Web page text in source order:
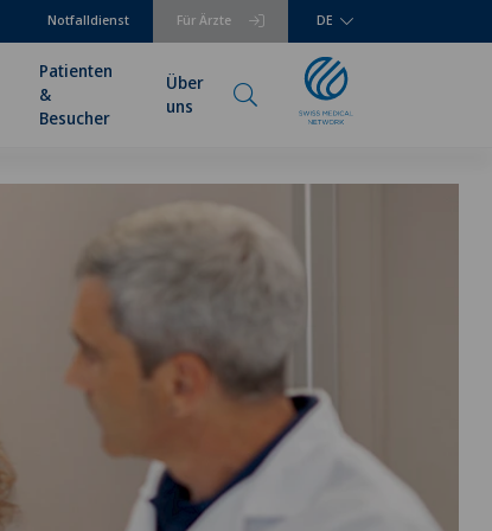
Für Ärzte
Notfalldienst DE
Patienten
&
Besucher
Über
uns